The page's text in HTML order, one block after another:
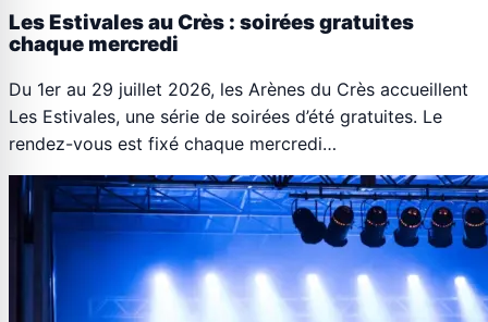
Les Estivales au Crès : soirées gratuites
chaque mercredi
Du 1er au 29 juillet 2026, les Arènes du Crès accueillent
Les Estivales, une série de soirées d’été gratuites. Le
rendez-vous est fixé chaque mercredi…